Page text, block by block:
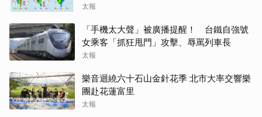
太報
「手機太大聲」被廣播提醒！ 台鐵自強號
女乘客「抓狂甩門」攻擊、辱罵列車長
太報
樂音迴繞六十石山金針花季 北市大率交響樂
團赴花蓮富里
太報